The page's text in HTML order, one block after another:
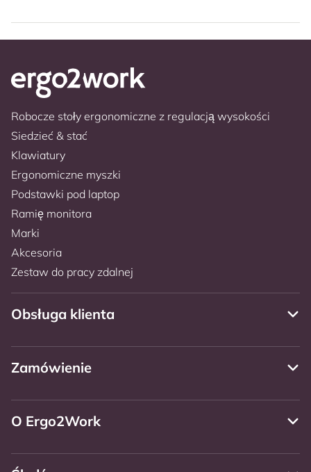
Robocze stoły ergonomiczne z regulacją wysokości
Siedzieć & stać
Klawiatury
Ergonomiczne myszki
Podstawki pod laptop
Ramię monitora
Marki
Akcesoria
Zestaw do pracy zdalnej
Obsługa klienta
Zamówienie
O Ergo2Work